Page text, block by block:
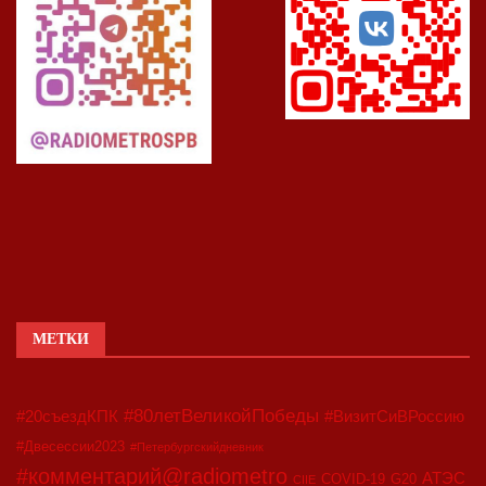
МЕТКИ
#20съездКПК #80летВеликойПобеды #ВизитСиВРоссию
#Двесессии2023 #Петербургскийдневник
#комментарий@radiometro CIIE COVID-19 G20 АТЭС